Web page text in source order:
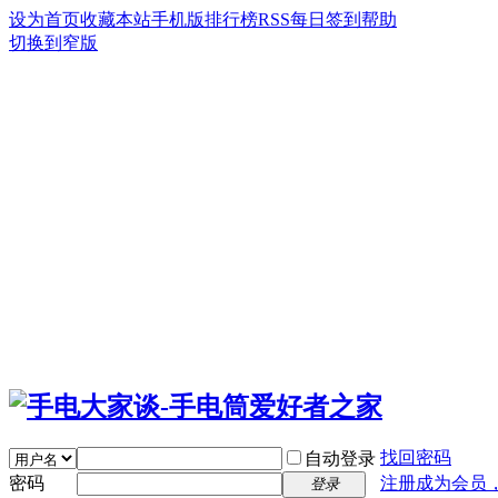
设为首页收藏本站手机版排行榜RSS每日签到 帮助
切换到窄版
自动登录 找回密码
密码
登录 注册成为会员